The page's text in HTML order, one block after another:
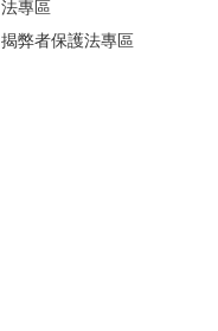
法專區
揭弊者保護法專區